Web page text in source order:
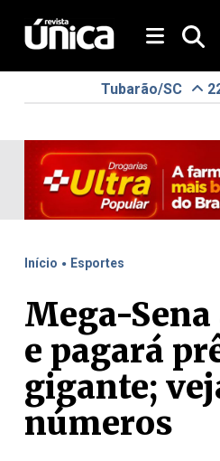
Tubarão/SC
Início . Esportes
Mega-
e pagará
gigante;
números